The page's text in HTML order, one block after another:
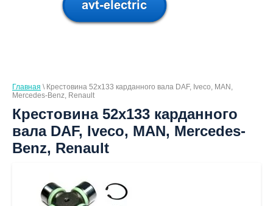
Главная \ Крестовина 52х133 карданного вала DAF, Iveco, MAN,
Mercedes-Benz, Renault
Крестовина 52х133 карданного
вала DAF, Iveco, MAN, Mercedes-
Benz, Renault